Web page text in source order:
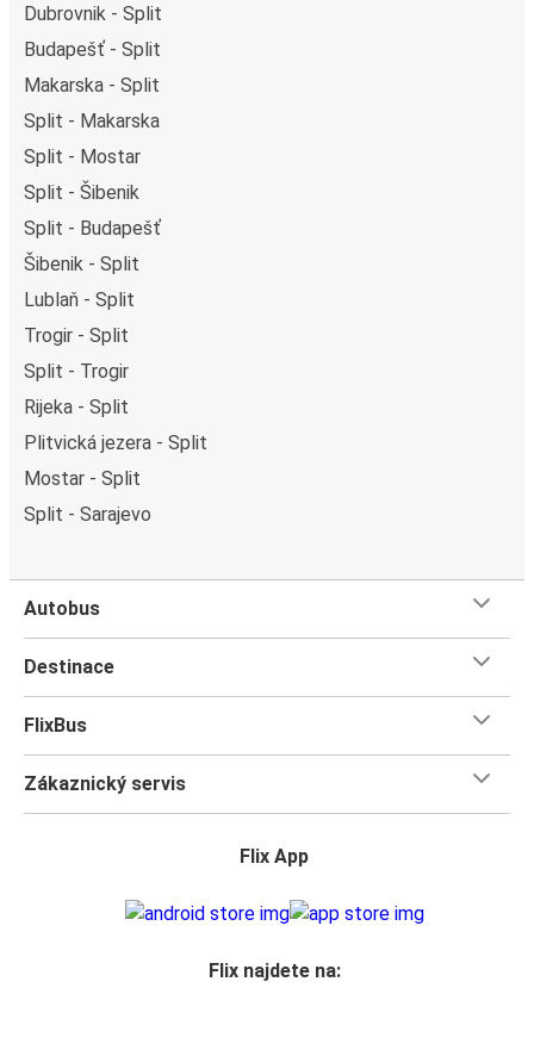
Dubrovnik - Split
Budapešť - Split
Makarska - Split
Split - Makarska
Split - Mostar
Split - Šibenik
Split - Budapešť
Šibenik - Split
Lublaň - Split
Trogir - Split
Split - Trogir
Rijeka - Split
Plitvická jezera - Split
Mostar - Split
Split - Sarajevo
Autobus
Destinace
FlixBus
Zákaznický servis
Flix App
Flix najdete na: